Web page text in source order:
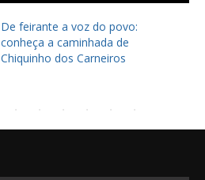
De feirante a voz do povo:
conheça a caminhada de
Chiquinho dos Carneiros